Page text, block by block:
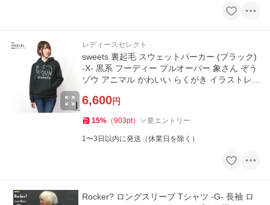
レディースセレクト
sweets 裏起毛 スウェットパーカー (ブラック)
-X- 黒系 フーディー プルオーバー 象さん ぞう
ゾウ アニマル かわいい らくがき イラストレー
6,600円
15% （903pt） 要エントリー
1〜3日以内に発送（休業日を除く）
Rocker? ロングスリーブ Tシャツ -G- 長袖 ロ